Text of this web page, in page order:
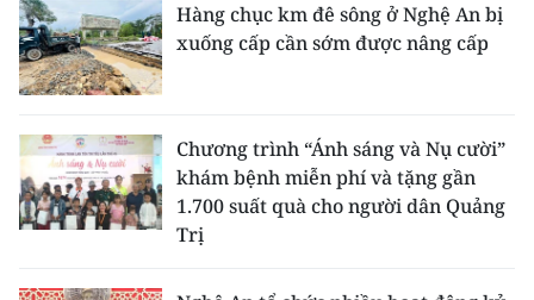
Hàng chục km đê sông ở Nghệ An bị
xuống cấp cần sớm được nâng cấp
Chương trình “Ánh sáng và Nụ cười”
khám bệnh miễn phí và tặng gần
1.700 suất quà cho người dân Quảng
Trị